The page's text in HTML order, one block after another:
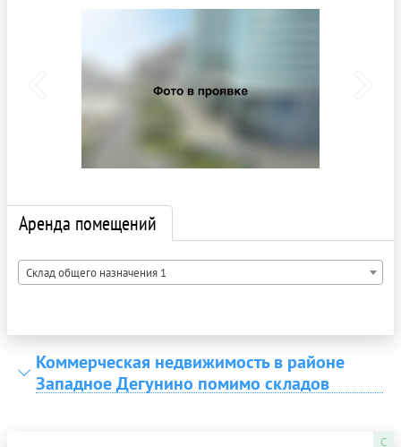
Аренда помещений
Склад общего назначения 1
Коммерческая недвижимость в районе
Западное Дегунино помимо складов
C